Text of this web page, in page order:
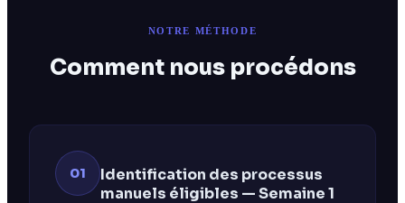
NOTRE MÉTHODE
Comment nous procédons
01
Identification des processus
manuels éligibles — Semaine 1